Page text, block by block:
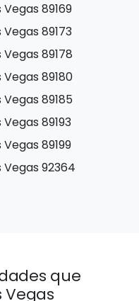
Vegas 89169
Vegas 89173
Vegas 89178
Vegas 89180
Vegas 89185
Vegas 89193
Vegas 89199
Vegas 92364
que
Vegas